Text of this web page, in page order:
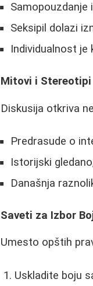
Samopouzdanje
Seksipil dolazi
Individualnost
Mitovi i Stereotipi
Diskusija otkriva
Predrasude o
Istorijski
Današnja
Saveti za Izbor
Umesto opštih
Uskladite boju